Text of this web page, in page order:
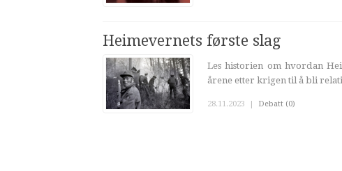
Heimevernets første slag
Les historien om hvordan
årene etter krigen til å bli
28.11.2023 Debatt (0)